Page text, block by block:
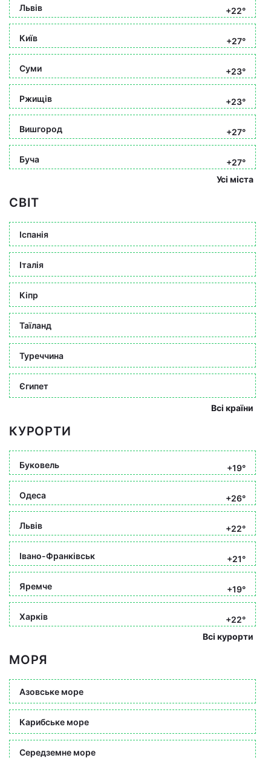
Львів +22°
Київ +27°
Суми +23°
Ржищів +23°
Вишгород +27°
Буча
+27°
Усі міста
СВІТ
Іспанія
Італія
Кіпр
Таїланд
Туреччина
Єгипет
Всі країни
КУРОРТИ
Буковель +19°
Одеса +26°
Львів +22°
Івано-Франківськ +21°
Яремче +19°
Харків
+22°
Всі курорти
МОРЯ
Азовське море
Карибське море
Середземне море